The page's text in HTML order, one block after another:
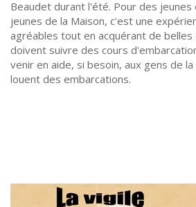
Beaudet durant l'été. Pour des
jeunes de la Maison, c'est une
agréables tout en acquérant de belles
doivent suivre des cours
venir en aide, si besoin, aux gens de
louent des embarcations.